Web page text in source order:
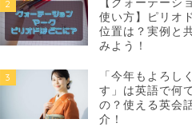
2
【クォーテーシ
使い方】ピリオ
位置は？実例と
みよう！
3
「今年もよろし
す」は英語で何
の？使える英会
介！